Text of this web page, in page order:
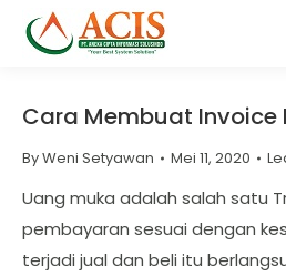
Cara Membuat Invoice
ByWeni Setyawan Mei 11, 2020
Uang muka adalah salah satu
pembayaran sesuai dengan
terjadi jual dan beli itu